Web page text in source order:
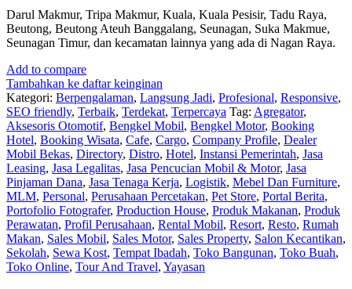
Darul Makmur, Tripa Makmur, Kuala, Kuala Pesisir, Tadu Raya,
Beutong, Beutong Ateuh Banggalang, Seunagan, Suka Makmue,
Seunagan Timur, dan kecamatan lainnya yang ada di Nagan Raya.
Add to compare
Tambahkan ke daftar keinginan
Kategori: Berpengalaman, Langsung Jadi, Profesional, Responsive,
SEO friendly, Terbaik, Terdekat, Terpercaya Tag: Agregator,
Aksesoris Otomotif, Bengkel Mobil, Bengkel Motor, Booking
Hotel, Booking Wisata, Cafe, Cargo, Company Profile, Dealer
Mobil Bekas, Directory, Distro, Hotel, Instansi Pemerintah, Jasa
Leasing, Jasa Legalitas, Jasa Pencucian Mobil & Motor, Jasa
Pinjaman Dana, Jasa Tenaga Kerja, Logistik, Mebel Dan Furniture,
MLM, Personal, Perusahaan Percetakan, Pet Store, Portal Berita,
Portofolio Fotografer, Production House, Produk Makanan, Produk
Perawatan, Profil Perusahaan, Rental Mobil, Resort, Resto, Rumah
Makan, Sales Mobil, Sales Motor, Sales Property, Salon Kecantikan,
Sekolah, Sewa Kost, Tempat Ibadah, Toko Bangunan, Toko Buah,
Toko Online, Tour And Travel, Yayasan